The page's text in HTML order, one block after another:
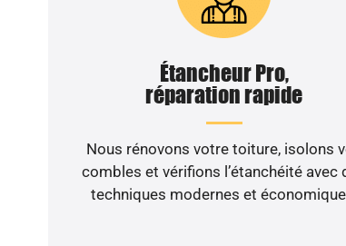
Étancheur Pro,
réparation rapide
Nous rénovons votre toiture, isolons
combles et vérifions l’étanchéité avec
techniques modernes et